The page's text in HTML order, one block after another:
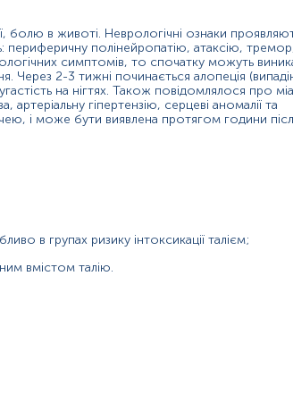
прийом алкоголю, паління, прийом
води.
водою (порціями до 150-200 мл
болю в животі. Неврологічні ознаки
периферичну полінейропатію, атаксію,
симптомів, то спочатку можуть
Через 2-3 тижні починається алопеція
на нігтях. Також повідомлялося про
гіпертензію, серцеві аномалії та
і може бути виявлена протягом години
в групах ризику інтоксикації талієм;
вмістом талію.